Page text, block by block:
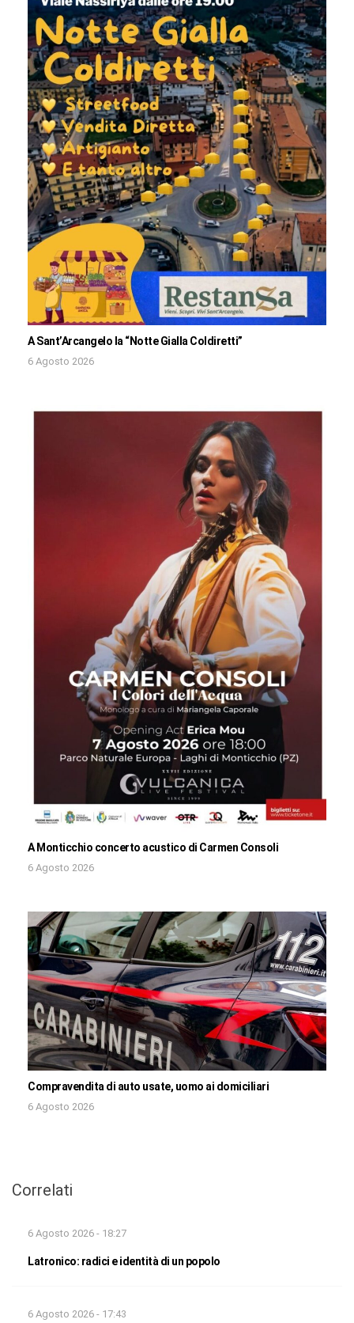
A Sant’Arcangelo la “Notte Gialla Coldiretti”
6 Agosto 2026
A Monticchio concerto acustico di Carmen Consoli
6 Agosto 2026
Compravendita di auto usate, uomo ai domiciliari
6 Agosto 2026
Correlati
6 Agosto 2026 - 18:27
Latronico: radici e identità di un popolo
6 Agosto 2026 - 17:43